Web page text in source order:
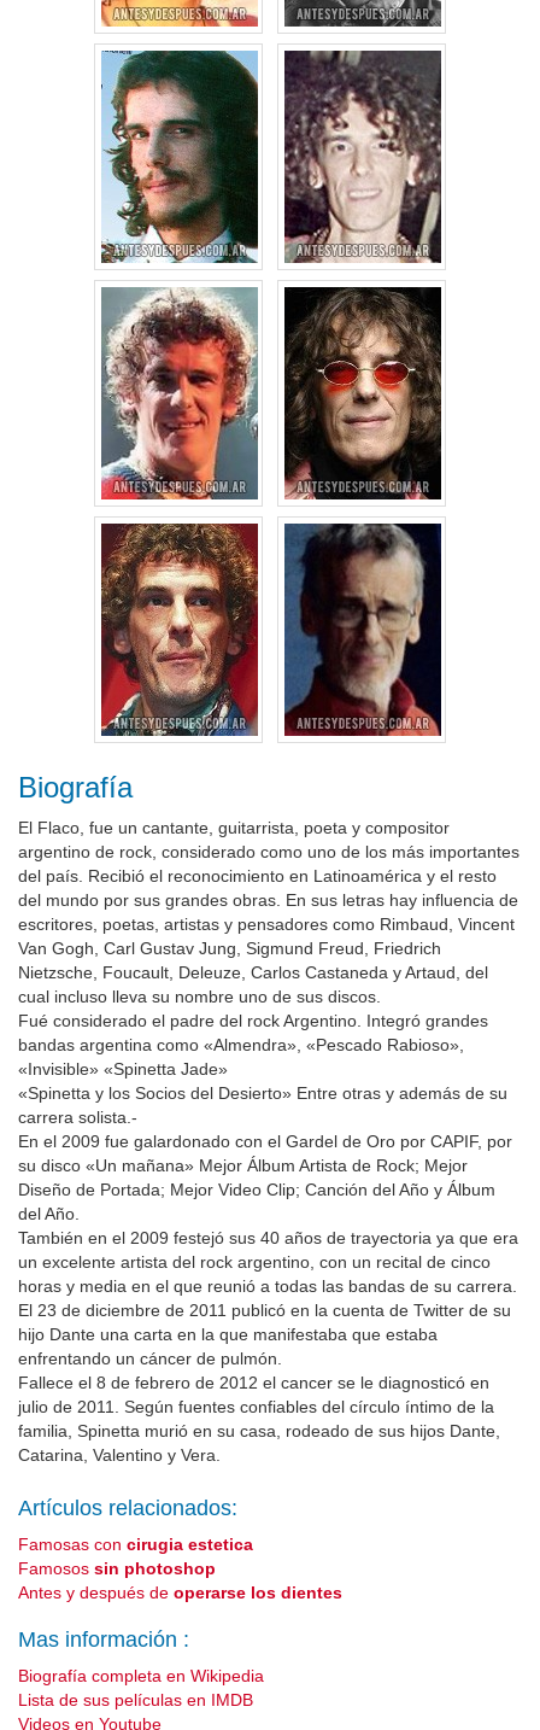
Biografía
El Flaco, fue un cantante, guitarrista, poeta y compositor
argentino de rock, considerado como uno de los más importantes
del país. Recibió el reconocimiento en Latinoamérica y el resto
del mundo por sus grandes obras. En sus letras hay influencia de
escritores, poetas, artistas y pensadores como Rimbaud, Vincent
Van Gogh, Carl Gustav Jung, Sigmund Freud, Friedrich
Nietzsche, Foucault, Deleuze, Carlos Castaneda y Artaud, del
cual incluso lleva su nombre uno de sus discos.
Fué considerado el padre del rock Argentino. Integró grandes
bandas argentina como «Almendra», «Pescado Rabioso»,
«Invisible» «Spinetta Jade»
«Spinetta y los Socios del Desierto» Entre otras y además de su
carrera solista.-
En el 2009 fue galardonado con el Gardel de Oro por CAPIF, por
su disco «Un mañana» Mejor Álbum Artista de Rock; Mejor
Diseño de Portada; Mejor Video Clip; Canción del Año y Álbum
del Año.
También en el 2009 festejó sus 40 años de trayectoria ya que era
un excelente artista del rock argentino, con un recital de cinco
horas y media en el que reunió a todas las bandas de su carrera.
El 23 de diciembre de 2011 publicó en la cuenta de Twitter de su
hijo Dante una carta en la que manifestaba que estaba
enfrentando un cáncer de pulmón.
Fallece el 8 de febrero de 2012 el cancer se le diagnosticó en
julio de 2011. Según fuentes confiables del círculo íntimo de la
familia, Spinetta murió en su casa, rodeado de sus hijos Dante,
Catarina, Valentino y Vera.
Artículos relacionados:
Famosas con cirugia estetica
Famosos sin photoshop
Antes y después de operarse los dientes
Mas información :
Biografía completa en Wikipedia
Lista de sus películas en IMDB
Videos en Youtube